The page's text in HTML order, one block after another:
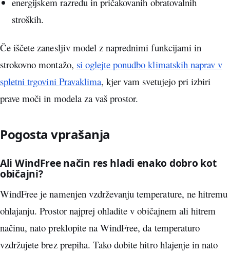
stroških.
Če iščete zanesljiv model z naprednimi funkcijami in
strokovno montažo, si oglejte ponudbo klimatskih naprav v
spletni trgovini Pravaklima, kjer vam svetujejo pri izbiri
prave moči in modela za vaš prostor.
Pogosta vprašanja
Ali WindFree način res hladi enako dobro kot
običajni?
WindFree je namenjen vzdrževanju temperature, ne hitremu
ohlajanju. Prostor najprej ohladite v običajnem ali hitrem
načinu, nato preklopite na WindFree, da temperaturo
vzdržujete brez prepiha. Tako dobite hitro hlajenje in nato